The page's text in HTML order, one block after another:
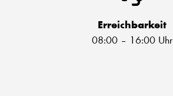
Erreichbarkeit
08:00 – 16:00 Uhr